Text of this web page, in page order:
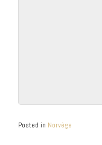
Posted in Norvège